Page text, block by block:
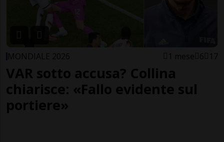
MONDIALE 2026 1 mese 6 17
VAR sotto accusa? Collina
chiarisce: «Fallo evidente sul
portiere»